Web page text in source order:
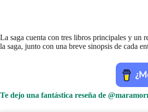
La saga cuenta con tres libros principales y un
la saga, junto con una breve sinopsis de cada
Te dejo una fantástica reseña de